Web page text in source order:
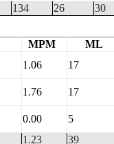
134 26 30
MPM ML
1.06 17
1.76 17
0.00 5
1.23 39